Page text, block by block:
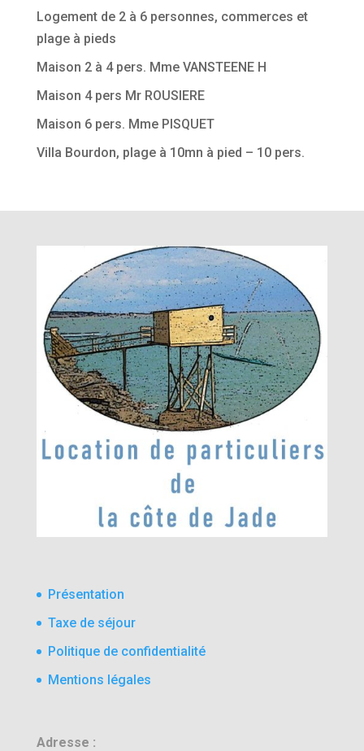
Logement de 2 à 6 personnes, commerces et
plage à pieds
Maison 2 à 4 pers. Mme VANSTEENE H
Maison 4 pers Mr ROUSIERE
Maison 6 pers. Mme PISQUET
Villa Bourdon, plage à 10mn à pied – 10 pers.
Présentation
Taxe de séjour
Politique de confidentialité
Mentions légales
Adresse :